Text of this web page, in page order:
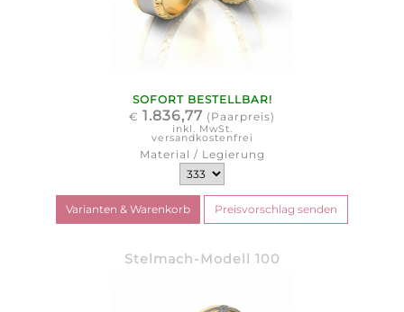
SOFORT BESTELLBAR!
€ 1.836,77 (Paarpreis)
inkl. MwSt.
versandkostenfrei
Material / Legierung
Stelmach-Modell 100